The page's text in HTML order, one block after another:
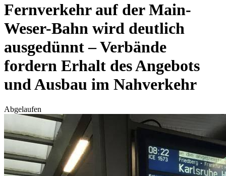
Fernverkehr auf der Main-
Weser-Bahn wird deutlich
ausgedünnt – Verbände
fordern Erhalt des Angebots
und Ausbau im Nahverkehr
Abgelaufen